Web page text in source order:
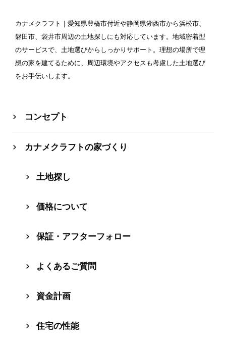
カナメクラフト ｜愛知県豊橋市付近や静岡県湖西市から浜松市、
磐田市、袋井市周辺の土地探しにも対応しています。地域密着型
のサービスで、土地選びからしっかりサポート。理想の場所で理
想の家を建てるために、周辺環境やアクセスも考慮した土地選び
をお手伝いします。
コンセプト
カナメクラフトの家づくり
⼟地探し
価格について
保証・アフターフォロー
よくあるご質問
資⾦計画
住宅の性能